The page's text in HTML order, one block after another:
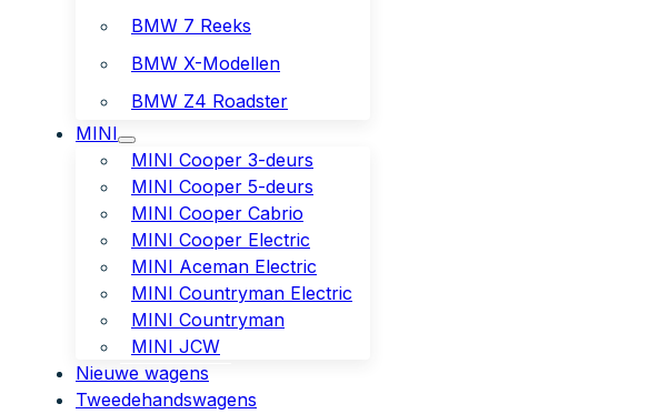
BMW 7 Reeks
BMW X-Modellen
BMW Z4 Roadster
MINI
MINI Cooper 3-deurs
MINI Cooper 5-deurs
MINI Cooper Cabrio
MINI Cooper Electric
MINI Aceman Electric
MINI Countryman Electric
MINI Countryman
MINI JCW
Nieuwe wagens
Tweedehandswagens